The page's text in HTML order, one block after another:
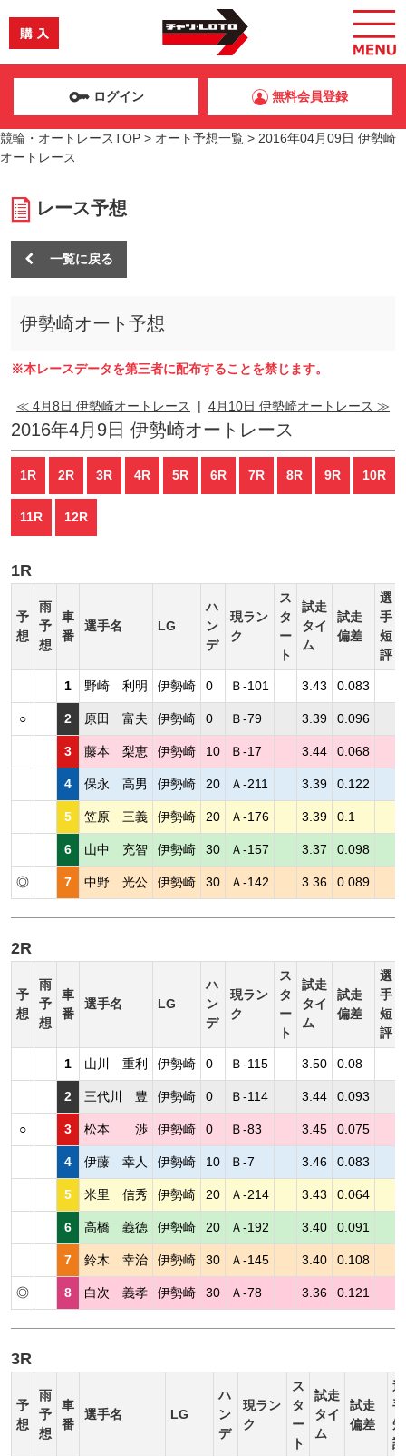
ログイン 無料会員登録
競輪・オートレースTOP > オート予想一覧 > 2016年04月09日 伊勢崎
オートレース
レース予想
一覧に戻る
伊勢崎オート予想
※本レースデータを第三者に配布することを禁じます。
≪ 4月8日 伊勢崎オートレース | 4月10日 伊勢崎オートレース ≫
2016年4月9日 伊勢崎オートレース
1R 2R 3R 4R 5R 6R 7R 8R 9R 10R
11R 12R
1R
予
想
雨
予
想
車
番
選手名 LG
ハ
ン
デ
現ラン
ク
ス
タ
ー
ト
試走
タイ
ム
試走
偏差
選
手
短
評
1 野崎 利明 伊勢崎 0 Ｂ-101 3.43 0.083
○ 2 原田 富夫 伊勢崎 0 Ｂ-79 3.39 0.096
3 藤本 梨恵 伊勢崎 10 Ｂ-17 3.44 0.068
4 保永 高男 伊勢崎 20 Ａ-211 3.39 0.122
5 笠原 三義 伊勢崎 20 Ａ-176 3.39 0.1
6 山中 充智 伊勢崎 30 Ａ-157 3.37 0.098
◎ 7 中野 光公 伊勢崎 30 Ａ-142 3.36 0.089
2R
予
想
雨
予
想
車
番
選手名 LG
ハ
ン
デ
現ラン
ク
ス
タ
ー
ト
試走
タイ
ム
試走
偏差
選
手
短
評
1 山川 重利 伊勢崎 0 Ｂ-115 3.50 0.08
2 三代川 豊 伊勢崎 0 Ｂ-114 3.44 0.093
○ 3 松本 渉 伊勢崎 0 Ｂ-83 3.45 0.075
4 伊藤 幸人 伊勢崎 10 Ｂ-7 3.46 0.083
5 米里 信秀 伊勢崎 20 Ａ-214 3.43 0.064
6 高橋 義徳 伊勢崎 20 Ａ-192 3.40 0.091
7 鈴木 幸治 伊勢崎 30 Ａ-145 3.40 0.108
◎ 8 白次 義孝 伊勢崎 30 Ａ-78 3.36 0.121
3R
予
想
雨
予
想
車
番
選手名 LG
ハ
ン
デ
現ラン
ク
ス
タ
ー
ト
試走
タイ
ム
試走
偏差
選
手
短
評